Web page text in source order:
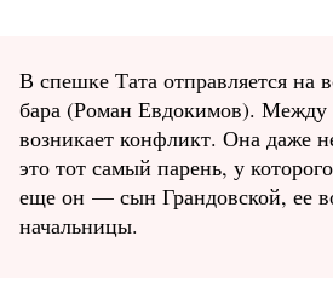
В спешке Тата отправляется на
бара (Роман Евдокимов). Между
возникает конфликт. Она даже
это тот самый парень, у
еще он — сын Грандовской, ее
начальницы.